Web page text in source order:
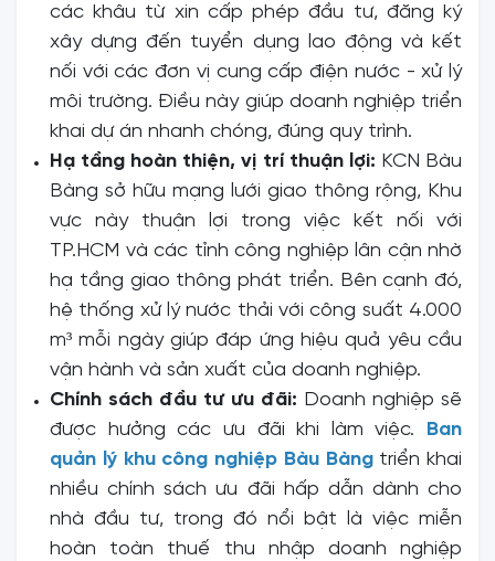
các khâu từ xin cấp phép đầu tư, đăng ký
xây dựng đến tuyển dụng lao động và kết
nối với các đơn vị cung cấp điện nước - xử lý
môi trường. Điều này giúp doanh nghiệp triển
khai dự án nhanh chóng, đúng quy trình.
Hạ tầng hoàn thiện, vị trí thuận lợi: KCN Bàu
Bàng sở hữu mạng lưới giao thông rộng, Khu
vực này thuận lợi trong việc kết nối với
TP.HCM và các tỉnh công nghiệp lân cận nhờ
hạ tầng giao thông phát triển. Bên cạnh đó,
hệ thống xử lý nước thải với công suất 4.000
m³ mỗi ngày giúp đáp ứng hiệu quả yêu cầu
vận hành và sản xuất của doanh nghiệp.
Chính sách đầu tư ưu đãi: Doanh nghiệp sẽ
được hưởng các ưu đãi khi làm việc.
Ban
quản lý khu công nghiệp Bàu Bàngtriển khai
nhiều chính sách ưu đãi hấp dẫn dành cho
nhà đầu tư, trong đó nổi bật là việc miễn
hoàn toàn thuế thu nhập doanh nghiệp